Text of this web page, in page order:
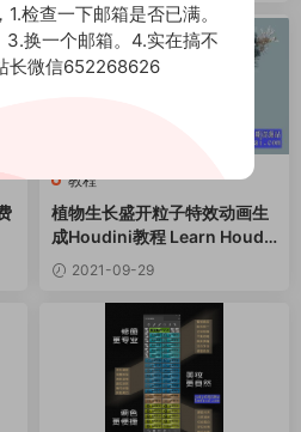
教程
植物生长盛开粒子特效动画生
成Houdini教程 Learn Houdi
ni In Bloom
2021-09-29
检查一下邮箱是否已满。
3.换一个邮箱。4.实在搞不
长微信652268626